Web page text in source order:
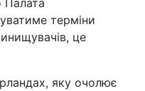
терміни
це
яку очолює